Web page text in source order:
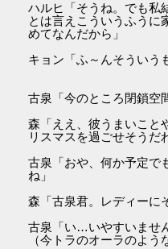
ハルヒ「そうね。でも私
とは言えこういうふうに
めてなんだから」
キョン「ふ～んそういう
古泉「今のところ閉鎖空
森「ええ、彼うまいこと
リスマスを過ごせそうだ
古泉「おや、何か予定で
ね」
森「古泉君。レディーに
古泉「い…いやすいませ
（今トラのオーラのよう